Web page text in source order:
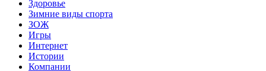
Здоровье
Зимние виды спорта
ЗОЖ
Игры
Интернет
Истории
Компании